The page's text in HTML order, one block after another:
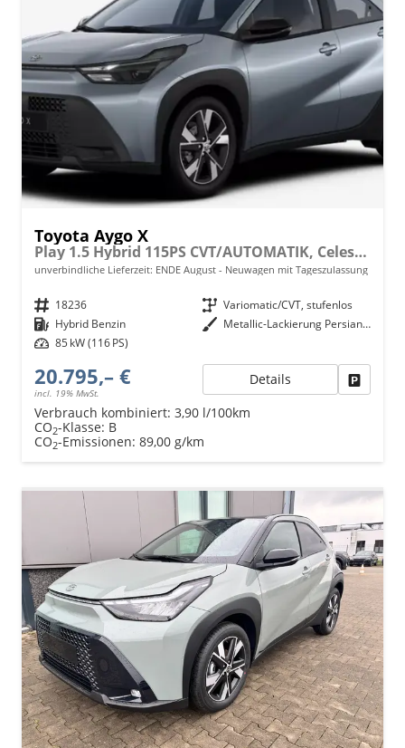
Toyota Aygo X
Play 1.5 Hybrid 115PS CVT/AUTOMATIK, Celestite Grey Metallic , 3 Jahre Garantie, 17" Alufelgen, Sitzheizung, Rückfahrkamera, Klimaautomatik, Audiosystem 9" + Smartphone-Integration, Lederlenkrad, ACC, ZV mit Fernbedienung
unverbindliche Lieferzeit: ENDE August Neuwagen mit Tageszulassung
Fahrzeugnr. 18236 Getriebe Variomatic/CVT, stufenlos
Kraftstoff Hybrid Benzin Außenfarbe
Metallic-Lackierung Persian Salt (Celestite Grey)
Leistung 85 kW (116 PS)
20.795,– €
incl. 19% MwSt.
Details
Verbrauch kombiniert: 3,90 l/100km
CO2-Klasse: B
CO2-Emissionen: 89,00 g/km